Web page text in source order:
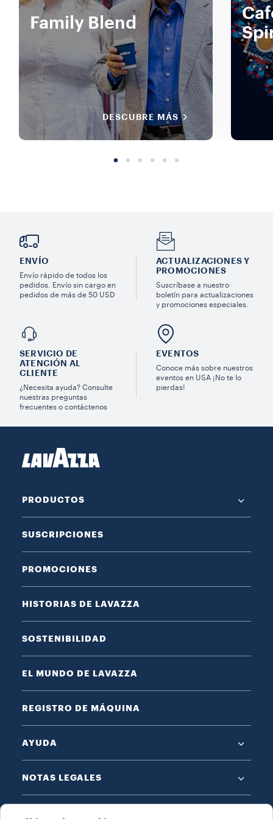
Family Blend
DESCUBRE MÁS
ENVÍO
Envío rápido de todos los
pedidos. Envío sin cargo en
pedidos de más de 50 USD
ACTUALIZACIONES Y
PROMOCIONES
Suscríbase a nuestro
boletín para actualizaciones
y promociones especiales.
SERVICIO DE
ATENCIÓN AL
CLIENTE
¿Necesita ayuda? Consulte
nuestras preguntas
frecuentes o contáctenos
EVENTOS
Conoce más sobre nuestros
eventos en USA ¡No te lo
pierdas!
PRODUCTOS
SUSCRIPCIONES
PROMOCIONES
HISTORIAS DE LAVAZZA
SOSTENIBILIDAD
EL MUNDO DE LAVAZZA
REGISTRO DE MÁQUINA
AYUDA
NOTAS LEGALES